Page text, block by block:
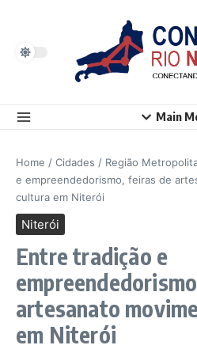
Main
Home / Cidades / Região
e empreendedorismo, feiras de
cultura em Niterói
Niterói
Entre tradição e
artesanato
em Niterói